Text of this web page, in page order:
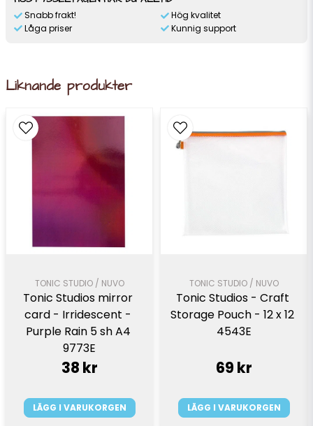
Snabb frakt!
Låga priser
Hög kvalitet
Kunnig support
Liknande produkter
TONIC STUDIO / NUVO
Tonic Studios mirror
card - Irridescent -
Purple Rain 5 sh A4
9773E
38 kr
LÄGG I VARUKORGEN
TONIC STUDIO / NUVO
Tonic Studios - Craft
Storage Pouch - 12 x 12
4543E
69 kr
LÄGG I VARUKORGEN